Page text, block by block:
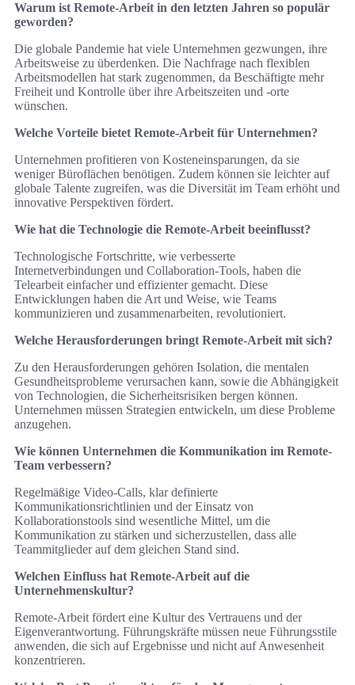
Warum ist Remote-Arbeit in den letzten Jahren so populär
geworden?
Die globale Pandemie hat viele Unternehmen gezwungen, ihre
Arbeitsweise zu überdenken. Die Nachfrage nach flexiblen
Arbeitsmodellen hat stark zugenommen, da Beschäftigte mehr
Freiheit und Kontrolle über ihre Arbeitszeiten und -orte
wünschen.
Welche Vorteile bietet Remote-Arbeit für Unternehmen?
Unternehmen profitieren von Kosteneinsparungen, da sie
weniger Büroflächen benötigen. Zudem können sie leichter auf
globale Talente zugreifen, was die Diversität im Team erhöht und
innovative Perspektiven fördert.
Wie hat die Technologie die Remote-Arbeit beeinflusst?
Technologische Fortschritte, wie verbesserte
Internetverbindungen und Collaboration-Tools, haben die
Telearbeit einfacher und effizienter gemacht. Diese
Entwicklungen haben die Art und Weise, wie Teams
kommunizieren und zusammenarbeiten, revolutioniert.
Welche Herausforderungen bringt Remote-Arbeit mit sich?
Zu den Herausforderungen gehören Isolation, die mentalen
Gesundheitsprobleme verursachen kann, sowie die Abhängigkeit
von Technologien, die Sicherheitsrisiken bergen können.
Unternehmen müssen Strategien entwickeln, um diese Probleme
anzugehen.
Wie können Unternehmen die Kommunikation im Remote-
Team verbessern?
Regelmäßige Video-Calls, klar definierte
Kommunikationsrichtlinien und der Einsatz von
Kollaborationstools sind wesentliche Mittel, um die
Kommunikation zu stärken und sicherzustellen, dass alle
Teammitglieder auf dem gleichen Stand sind.
Welchen Einfluss hat Remote-Arbeit auf die
Unternehmenskultur?
Remote-Arbeit fördert eine Kultur des Vertrauens und der
Eigenverantwortung. Führungskräfte müssen neue Führungsstile
anwenden, die sich auf Ergebnisse und nicht auf Anwesenheit
konzentrieren.